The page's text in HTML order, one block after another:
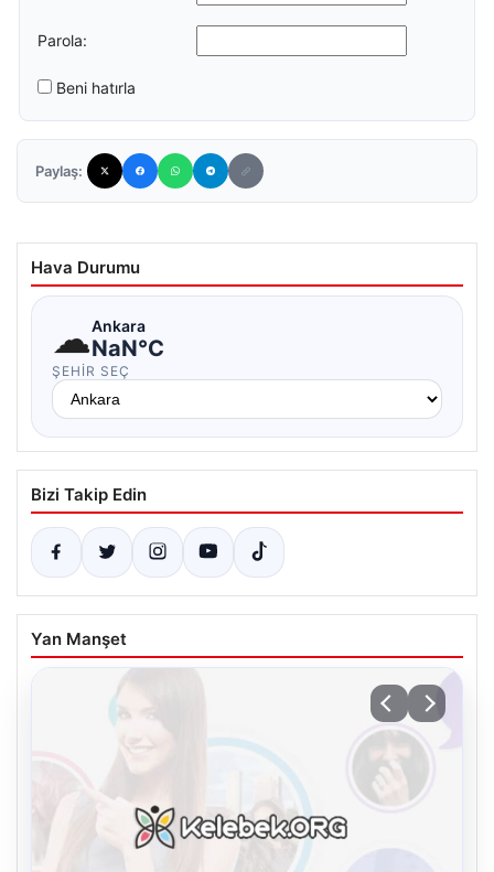
Parola:
Beni hatırla
Paylaş:
Hava Durumu
☁Ankara
NaN°C
ŞEHIR SEÇ
Bizi Takip Edin
Yan Manşet